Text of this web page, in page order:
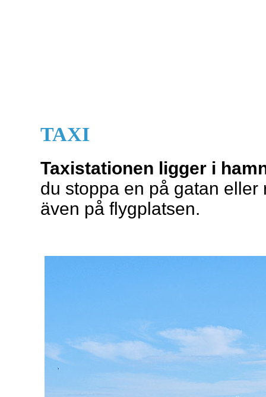
TAXI
Taxistationen ligger i
du stoppa en på gatan
även på flygplatsen.